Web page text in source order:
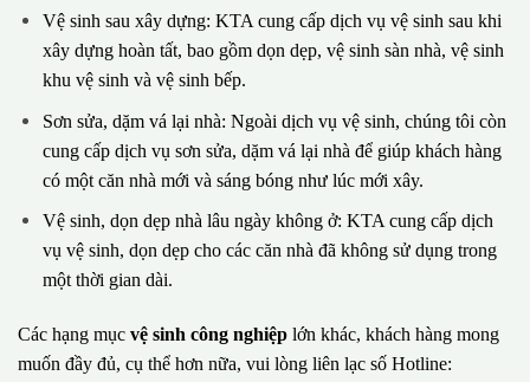
Vệ sinh sau xây dựng: KTA cung cấp dịch vụ vệ sinh sau khi
xây dựng hoàn tất, bao gồm dọn dẹp, vệ sinh sàn nhà, vệ sinh
khu vệ sinh và vệ sinh bếp.
Sơn sửa, dặm vá lại nhà: Ngoài dịch vụ vệ sinh, chúng tôi còn
cung cấp dịch vụ sơn sửa, dặm vá lại nhà để giúp khách hàng
có một căn nhà mới và sáng bóng như lúc mới xây.
Vệ sinh, dọn dẹp nhà lâu ngày không ở: KTA cung cấp dịch
vụ vệ sinh, dọn dẹp cho các căn nhà đã không sử dụng trong
một thời gian dài.
Các hạng mục vệ sinh công nghiệp lớn khác, khách hàng mong
muốn đầy đủ, cụ thể hơn nữa, vui lòng liên lạc số Hotline: